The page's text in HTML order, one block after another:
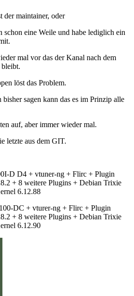
der maintainer, oder
schon eine Weile und habe lediglich ein
mal vor das der Kanal nach dem
löst das Problem.
sagen kann das es im Prinzip alle
auf, aber immer wieder mal.
letzte aus dem GIT.
D D4 + vtuner-ng + Flirc + Plugin
+ 8 weitere Plugins + Debian Trixie
6.12.88
DC + vturer-ng + Flirc + Plugin
+ 8 weitere Plugins + Debian Trixie
6.12.90